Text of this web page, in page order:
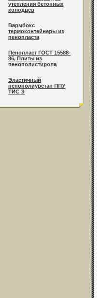
утепления бетонных
колодцев
Вармбокс
термоконтейнеры из
пенопласта
Пенопласт ГОСТ 15588-
86, Плиты из
пенополистирола
Эластичный
пенополиуретан ППУ
ТИС Э